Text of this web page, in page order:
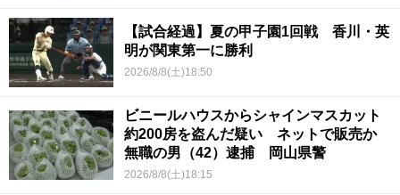
【試合経過】夏の甲子園1回戦 香川・英
明が関東第一に勝利
2026/8/8(土)18:50
ビニールハウスからシャインマスカット
約200房を盗んだ疑い ネットで販売か
無職の男（42）逮捕 岡山県警
2026/8/8(土)18:15